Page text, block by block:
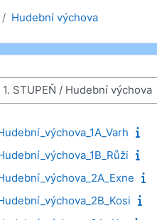
Hudební výchova
kurzů